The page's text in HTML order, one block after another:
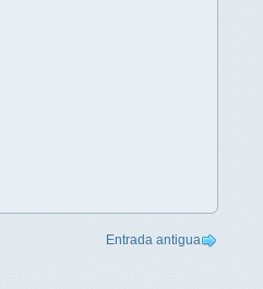
Entrada antigua